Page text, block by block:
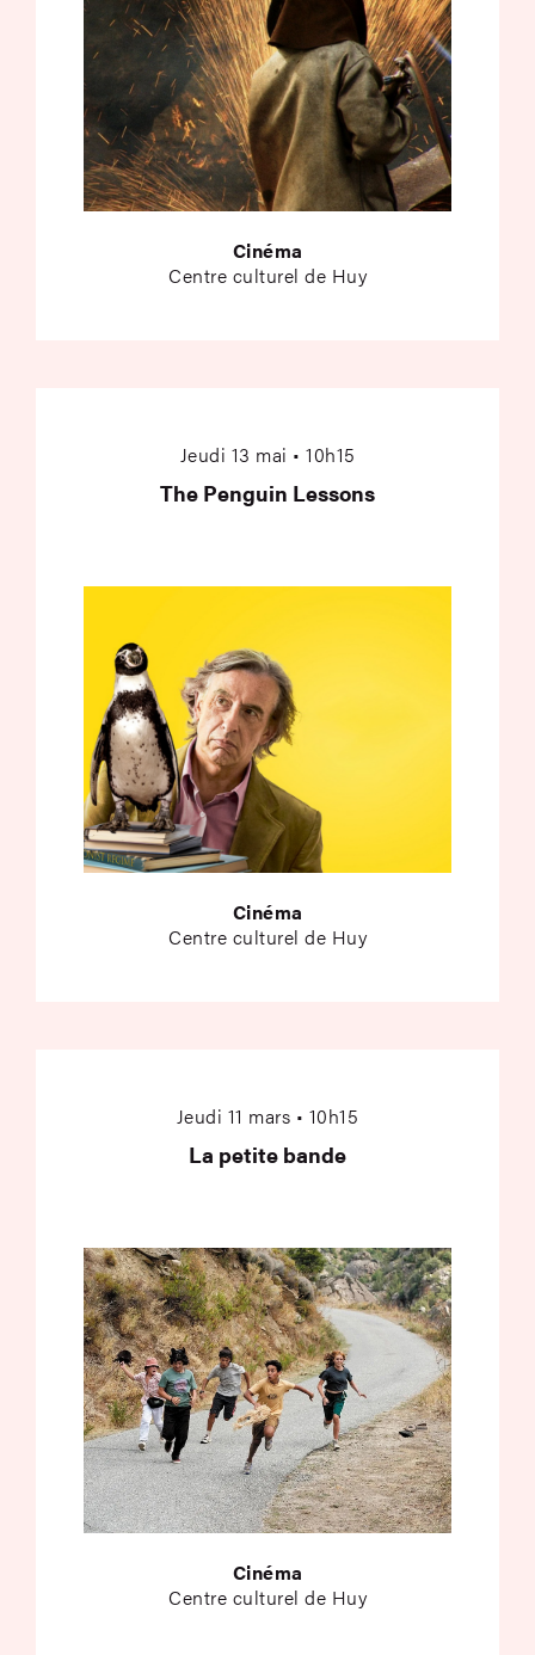
Cinéma
Centre culturel de Huy
Jeudi 13 mai • 10h15
The Penguin Lessons
Cinéma
Centre culturel de Huy
Jeudi 11 mars • 10h15
La petite bande
Cinéma
Centre culturel de Huy